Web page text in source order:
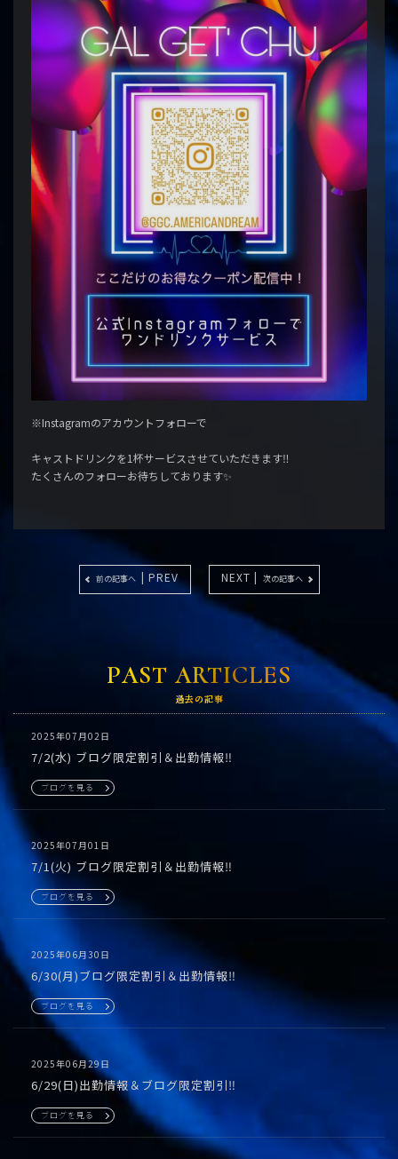
※Instagramのアカウントフォローで
キャストドリンクを1杯サービスさせていただきます‼️
たくさんのフォローお待ちしております✨
前の記事へ | PREV NEXT | 次の記事へ
PAST ARTICLES
過去の記事
7/2(水) ブログ限定割引＆出勤情報‼️
2025年07月02日
ブログを見る
7/1(火) ブログ限定割引＆出勤情報‼️
2025年07月01日
ブログを見る
6/30(月)ブログ限定割引＆出勤情報‼️
2025年06月30日
ブログを見る
6/29(日)出勤情報＆ブログ限定割引‼️
2025年06月29日
ブログを見る